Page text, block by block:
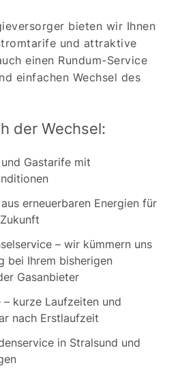
bieten wir Ihnen
und attraktive
einen Rundum-Service
einfachen Wechsel des
der Wechsel:
Gastarife mit
erneuerbaren Energien für
– wir kümmern uns
bei Ihrem bisherigen
Gasanbieter
kurze Laufzeiten und
nach Erstlaufzeit
in Stralsund und